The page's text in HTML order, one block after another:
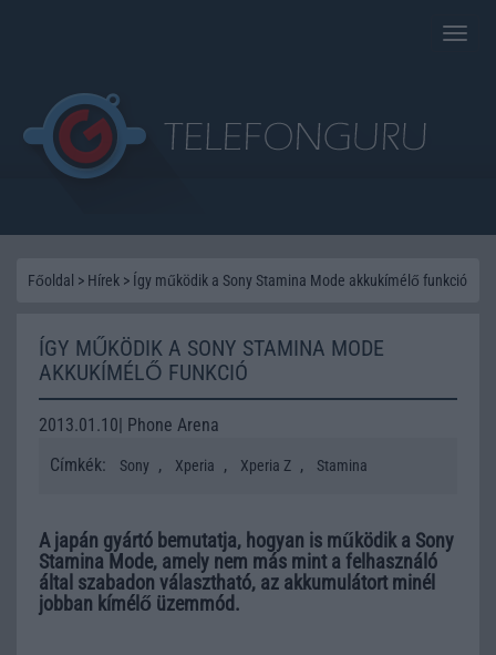
Toggle
Főoldal > Hírek > Így működik a Sony Stamina Mode akkukímélő funkció
ÍGY MŰKÖDIK A SONY STAMINA MODE
AKKUKÍMÉLŐ FUNKCIÓ
2013.01.10| Phone Arena
Címkék:
Sony , Xperia , Xperia Z , Stamina
A japán gyártó bemutatja, hogyan is működik a Sony
Stamina Mode, amely nem más mint a felhasználó
által szabadon választható, az akkumulátort minél
jobban kímélő üzemmód.